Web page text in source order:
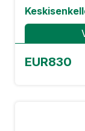
EUR830